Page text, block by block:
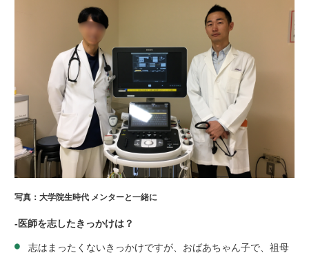
写真：大学院生時代 メンターと一緒に
-医師を志したきっかけは？
志はまったくないきっかけですが、おばあちゃん子で、祖母